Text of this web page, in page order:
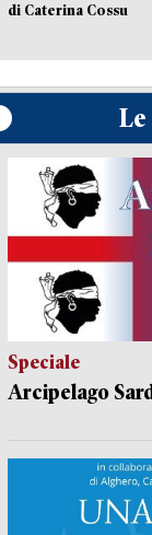
di Caterina Cossu
Speciale
Arcipelago